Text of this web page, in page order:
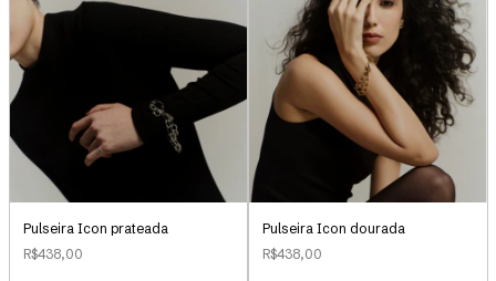
Pulseira Icon prateada
R$438,00
Pulseira Icon dourada
R$438,00